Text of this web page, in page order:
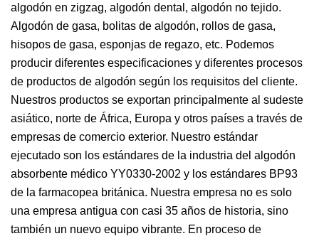
algodón en zigzag, algodón dental, algodón no tejido.
Algodón de gasa, bolitas de algodón, rollos de gasa,
hisopos de gasa, esponjas de regazo, etc. Podemos
producir diferentes especificaciones y diferentes procesos
de productos de algodón según los requisitos del cliente.
Nuestros productos se exportan principalmente al sudeste
asiático, norte de África, Europa y otros países a través de
empresas de comercio exterior. Nuestro estándar
ejecutado son los estándares de la industria del algodón
absorbente médico YY0330-2002 y los estándares BP93
de la farmacopea británica. Nuestra empresa no es solo
una empresa antigua con casi 35 años de historia, sino
también un nuevo equipo vibrante. En proceso de